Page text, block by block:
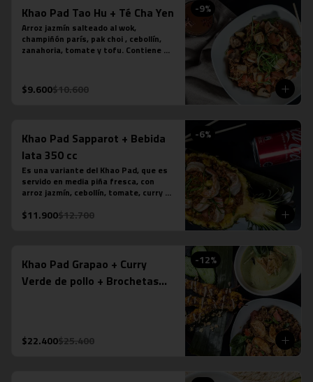
-9%
Khao Pad Tao Hu + Té Cha Yen
Arroz jazmín salteado al wok,
champiñón parís, pak choi , cebollín,
zanahoria, tomate y tofu. Contiene
tailandés.
$9.600$10.600
-6%
Khao Pad Sapparot + Bebida
lata 350 cc
Es una variante del Khao Pad, que es
servido en media piña fresca, con
arroz jazmín, cebollín, tomate, curry
levemente picante. Más bebida en lata
$11.900$12.700
-12%
Khao Pad Grapao + Curry
Verde de pollo + Brochetas
$22.400$25.400